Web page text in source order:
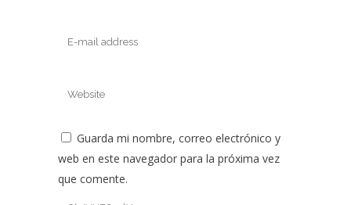
Guarda mi nombre, correo electrónico y
web en este navegador para la próxima vez
que comente.